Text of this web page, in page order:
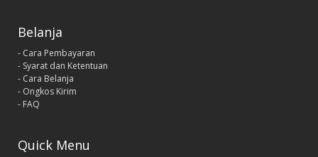
Belanja
- Cara Pembayaran
- Syarat dan Ketentuan
- Cara Belanja
- Ongkos Kirim
- FAQ
Quick Menu